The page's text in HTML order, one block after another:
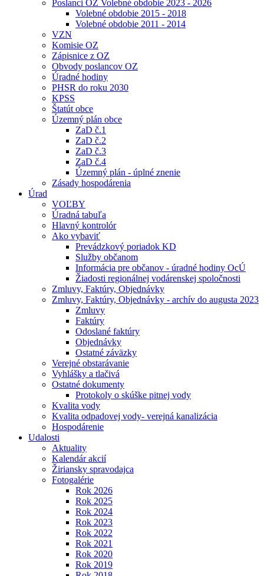
Poslanci OZ Volebné obdobie 2023 - 2026
Volebné obdobie 2015 - 2018
Volebné obdobie 2011 - 2014
VZN
Komisie OZ
Zápisnice z OZ
Obvody poslancov OZ
Úradné hodiny
PHSR do roku 2030
KPSS
Štatút obce
Územný plán obce
ZaD č.1
ZaD č.2
ZaD č.3
ZaD č.4
Územný plán - úplné znenie
Zásady hospodárenia
Úrad
VOĽBY
Úradná tabuľa
Hlavný kontrolór
Ako vybaviť
Prevádzkový poriadok KD
Služby občanom
Informácia pre občanov - úradné hodiny OcÚ
Žiadosti regionálnej vodárenskej spoločnosti
Zmluvy, Faktúry, Objednávky
Zmluvy, Faktúry, Objednávky - archív do augusta 2023
Zmluvy
Faktúry
Odoslané faktúry
Objednávky
Ostatné záväzky
Verejné obstarávanie
Vyhlášky a tlačivá
Ostatné dokumenty
Protokoly o skúške pitnej vody
Kvalita vody
Kvalita odpadovej vody- verejná kanalizácia
Hospodárenie
Udalosti
Aktuality
Kalendár akcií
Žiriansky spravodajca
Fotogalérie
Rok 2026
Rok 2025
Rok 2024
Rok 2023
Rok 2022
Rok 2021
Rok 2020
Rok 2019